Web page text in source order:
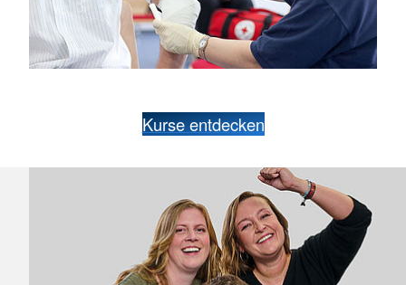
Kurse entdecken